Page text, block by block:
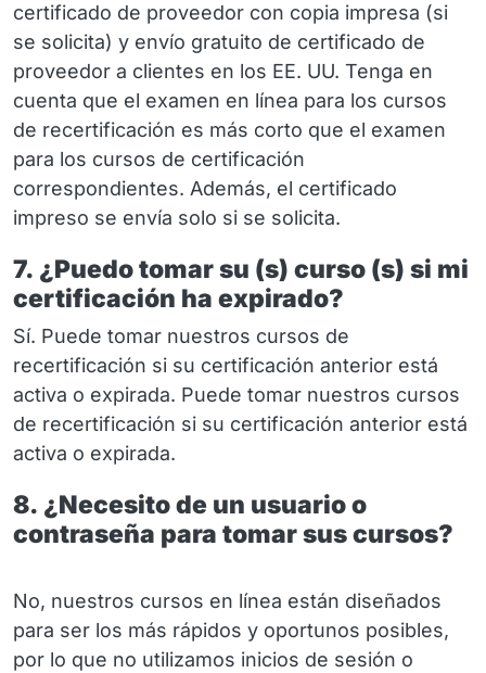
certificado de proveedor con copia impresa (si
se solicita) y envío gratuito de certificado de
proveedor a clientes en los EE. UU. Tenga en
cuenta que el examen en línea para los cursos
de recertificación es más corto que el examen
para los cursos de certificación
correspondientes. Además, el certificado
impreso se envía solo si se solicita.
7. ¿Puedo tomar su (s) curso (s) si mi
certificación ha expirado?
Sí. Puede tomar nuestros cursos de
recertificación si su certificación anterior está
activa o expirada. Puede tomar nuestros cursos
de recertificación si su certificación anterior está
activa o expirada.
8. ¿Necesito de un usuario o
contraseña para tomar sus cursos?
No, nuestros cursos en línea están diseñados
para ser los más rápidos y oportunos posibles,
por lo que no utilizamos inicios de sesión o